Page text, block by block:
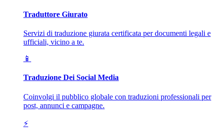
Traduttore Giurato
Servizi di traduzione giurata certificata per documenti legali e
ufficiali, vicino a te.
📱
Traduzione Dei Social Media
Coinvolgi il pubblico globale con traduzioni professionali per
post, annunci e campagne.
⚡